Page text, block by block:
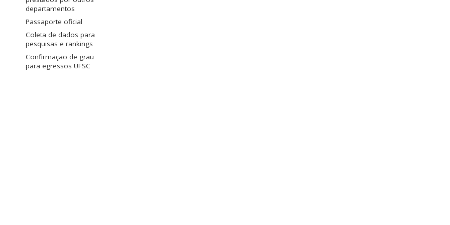
departamentos
Passaporte oficial
Coleta de dados para
pesquisas e rankings
Confirmação de grau
para egressos UFSC